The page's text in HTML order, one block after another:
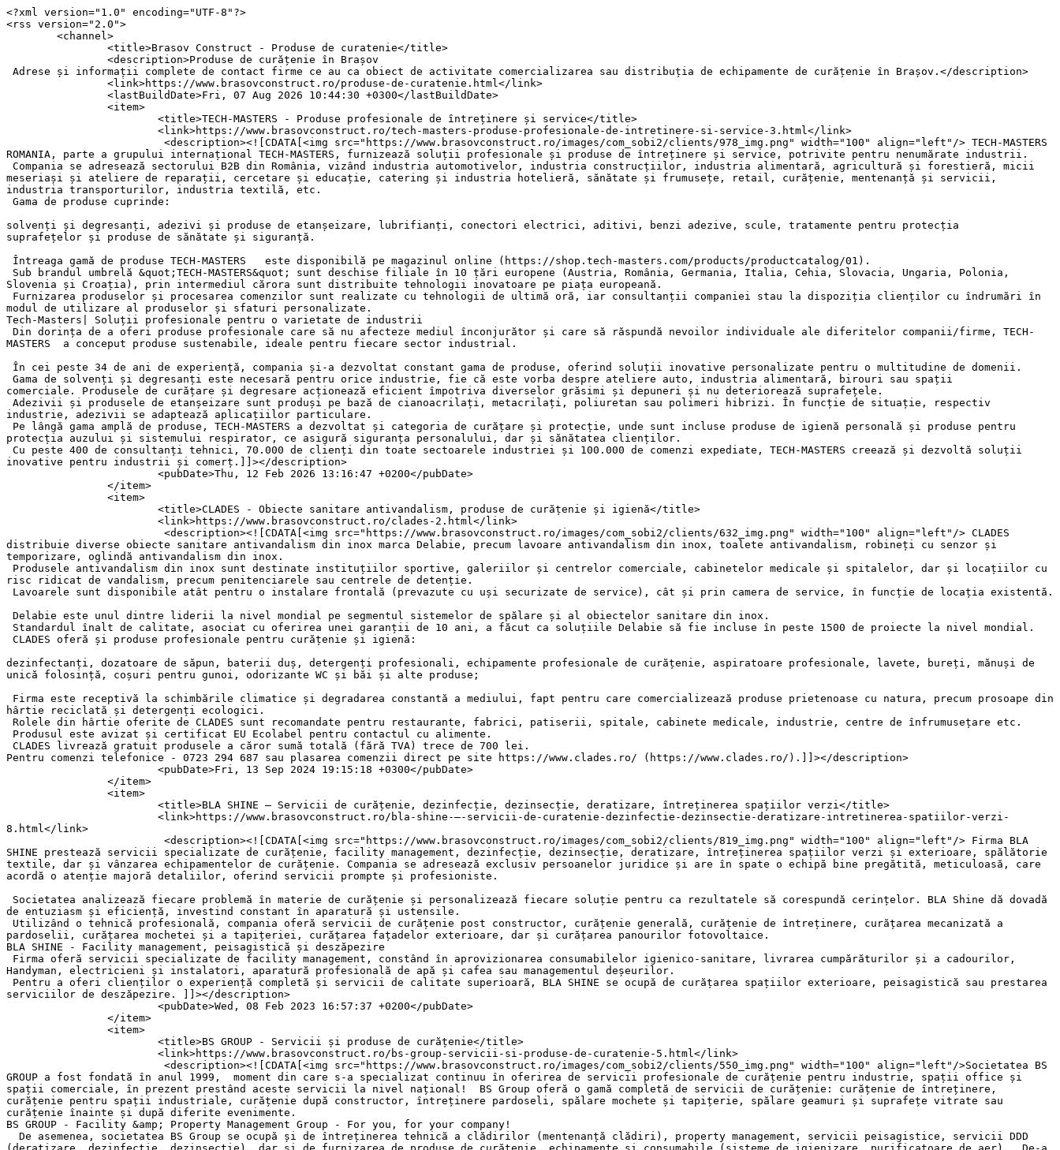
<?xml version="1.0" encoding="UTF-8"?>
<rss version="2.0">
	<channel>
		<title>Brasov Construct - Produse de curatenie</title>
		<description>Produse de curățenie în Brașov
 Adrese și informații complete de contact firme ce au ca obiect de activitate comercializarea sau distribuția de echipamente de curățenie în Brașov.</description>
		<link>https://www.brasovconstruct.ro/produse-de-curatenie.html</link>
		<lastBuildDate>Fri, 07 Aug 2026 10:44:30 +0300</lastBuildDate>
		<item>
			<title>TECH-MASTERS - Produse profesionale de întreținere și service</title>
			<link>https://www.brasovconstruct.ro/tech-masters-produse-profesionale-de-intretinere-si-service-3.html</link>
			 <description><![CDATA[<img src="https://www.brasovconstruct.ro/images/com_sobi2/clients/978_img.png" width="100" align="left"/> TECH-MASTERS ROMANIA, parte a grupului internațional TECH-MASTERS, furnizează soluții profesionale și produse de întreținere și service, potrivite pentru nenumărate industrii.
 Compania se adresează sectorului B2B din România, vizând industria automotivelor, industria construcțiilor, industria alimentară, agricultură și forestieră, micii meseriași și ateliere de reparații, cercetare și educație, catering și industria hotelieră, sănătate și frumusețe, retail, curățenie, mentenanță și servicii, industria transporturilor, industria textilă, etc.
 Gama de produse cuprinde: 

solvenți și degresanți, adezivi și produse de etanșeizare, lubrifianți, conectori electrici, aditivi, benzi adezive, scule, tratamente pentru protecția suprafețelor și produse de sănătate și siguranță. 

 Întreaga gamă de produse TECH-MASTERS   este disponibilă pe magazinul online (https://shop.tech-masters.com/products/productcatalog/01).
 Sub brandul umbrelă &quot;TECH-MASTERS&quot; sunt deschise filiale în 10 țări europene (Austria, România, Germania, Italia, Cehia, Slovacia, Ungaria, Polonia, Slovenia și Croația), prin intermediul cărora sunt distribuite tehnologii inovatoare pe piața europeană.
 Furnizarea produselor și procesarea comenzilor sunt realizate cu tehnologii de ultimă oră, iar consultanții companiei stau la dispoziția clienților cu îndrumări în modul de utilizare al produselor și sfaturi personalizate. 
Tech-Masters| Soluții profesionale pentru o varietate de industrii
 Din dorința de a oferi produse profesionale care să nu afecteze mediul înconjurător și care să răspundă nevoilor individuale ale diferitelor companii/firme, TECH-MASTERS  a conceput produse sustenabile, ideale pentru fiecare sector industrial.
 
 În cei peste 34 de ani de experiență, compania și-a dezvoltat constant gama de produse, oferind soluții inovative personalizate pentru o multitudine de domenii.
 Gama de solvenți și degresanți este necesară pentru orice industrie, fie că este vorba despre ateliere auto, industria alimentară, birouri sau spații comerciale. Produsele de curățare și degresare acționează eficient împotriva diverselor grăsimi și depuneri și nu deteriorează suprafețele.
 Adezivii și produsele de etanșeizare sunt produși pe bază de cianoacrilați, metacrilați, poliuretan sau polimeri hibrizi. În funcție de situație, respectiv industrie, adezivii se adaptează aplicațiilor particulare.
 Pe lângă gama amplă de produse, TECH-MASTERS a dezvoltat și categoria de curățare și protecție, unde sunt incluse produse de igienă personală și produse pentru protecția auzului și sistemului respirator, ce asigură siguranța personalului, dar și sănătatea clienților.
 Cu peste 400 de consultanți tehnici, 70.000 de clienți din toate sectoarele industriei și 100.000 de comenzi expediate, TECH-MASTERS creează și dezvoltă soluții inovative pentru industrii și comerț.]]></description>
			<pubDate>Thu, 12 Feb 2026 13:16:47 +0200</pubDate>
		</item>
		<item>
			<title>CLADES - Obiecte sanitare antivandalism, produse de curățenie și igienă</title>
			<link>https://www.brasovconstruct.ro/clades-2.html</link>
			 <description><![CDATA[<img src="https://www.brasovconstruct.ro/images/com_sobi2/clients/632_img.png" width="100" align="left"/> CLADES distribuie diverse obiecte sanitare antivandalism din inox marca Delabie, precum lavoare antivandalism din inox, toalete antivandalism, robineți cu senzor și temporizare, oglindă antivandalism din inox.
 Produsele antivandalism din inox sunt destinate instituțiilor sportive, galeriilor și centrelor comerciale, cabinetelor medicale și spitalelor, dar și locațiilor cu risc ridicat de vandalism, precum penitenciarele sau centrele de detenție.
 Lavoarele sunt disponibile atât pentru o instalare frontală (prevazute cu uși securizate de service), cât și prin camera de service, în funcție de locația existentă.
 
 Delabie este unul dintre liderii la nivel mondial pe segmentul sistemelor de spălare și al obiectelor sanitare din inox.
 Standardul înalt de calitate, asociat cu oferirea unei garanții de 10 ani, a făcut ca soluțiile Delabie să fie incluse în peste 1500 de proiecte la nivel mondial.
 CLADES oferă și produse profesionale pentru curățenie și igienă:

dezinfectanți, dozatoare de săpun, baterii duș, detergenți profesionali, echipamente profesionale de curățenie, aspiratoare profesionale, lavete, bureți, mănuși de unică folosință, coșuri pentru gunoi, odorizante WC și băi și alte produse;

 Firma este receptivă la schimbările climatice și degradarea constantă a mediului, fapt pentru care comercializează produse prietenoase cu natura, precum prosoape din hârtie reciclată și detergenți ecologici.
 Rolele din hârtie oferite de CLADES sunt recomandate pentru restaurante, fabrici, patiserii, spitale, cabinete medicale, industrie, centre de înfrumusețare etc. 
 Produsul este avizat și certificat EU Ecolabel pentru contactul cu alimente.
 CLADES livrează gratuit produsele a căror sumă totală (fără TVA) trece de 700 lei.
Pentru comenzi telefonice - 0723 294 687 sau plasarea comenzii direct pe site https://www.clades.ro/ (https://www.clades.ro/).]]></description>
			<pubDate>Fri, 13 Sep 2024 19:15:18 +0300</pubDate>
		</item>
		<item>
			<title>BLA SHINE – Servicii de curățenie, dezinfecție, dezinsecție, deratizare, întreținerea spațiilor verzi</title>
			<link>https://www.brasovconstruct.ro/bla-shine-–-servicii-de-curatenie-dezinfectie-dezinsectie-deratizare-intretinerea-spatiilor-verzi-8.html</link>
			 <description><![CDATA[<img src="https://www.brasovconstruct.ro/images/com_sobi2/clients/819_img.png" width="100" align="left"/> Firma BLA SHINE prestează servicii specializate de curățenie, facility management, dezinfecție, dezinsecție, deratizare, întreținerea spațiilor verzi și exterioare, spălătorie textile, dar și vânzarea echipamentelor de curățenie. Compania se adresează exclusiv persoanelor juridice și are în spate o echipă bine pregătită, meticuloasă, care acordă o atenție majoră detaliilor, oferind servicii prompte și profesioniste.
 
 Societatea analizează fiecare problemă în materie de curățenie și personalizează fiecare soluție pentru ca rezultatele să corespundă cerințelor. BLA Shine dă dovadă de entuziasm și eficiență, investind constant în aparatură și ustensile.
 Utilizând o tehnică profesională, compania oferă servicii de curățenie post constructor, curățenie generală, curățenie de întreținere, curățarea mecanizată a pardoselii, curățarea mochetei și a tapițeriei, curățarea fațadelor exterioare, dar și curățarea panourilor fotovoltaice.
BLA SHINE - Facility management, peisagistică și deszăpezire
 Firma oferă servicii specializate de facility management, constând în aprovizionarea consumabilelor igienico-sanitare, livrarea cumpărăturilor și a cadourilor, Handyman, electricieni și instalatori, aparatură profesională de apă și cafea sau managementul deșeurilor.
 Pentru a oferi clienților o experiență completă și servicii de calitate superioară, BLA SHINE se ocupă de curățarea spațiilor exterioare, peisagistică sau prestarea serviciilor de deszăpezire. ]]></description>
			<pubDate>Wed, 08 Feb 2023 16:57:37 +0200</pubDate>
		</item>
		<item>
			<title>BS GROUP - Servicii și produse de curățenie</title>
			<link>https://www.brasovconstruct.ro/bs-group-servicii-si-produse-de-curatenie-5.html</link>
			 <description><![CDATA[<img src="https://www.brasovconstruct.ro/images/com_sobi2/clients/550_img.png" width="100" align="left"/>Societatea BS GROUP a fost fondată în anul 1999,  moment din care s-a specializat continuu în oferirea de servicii profesionale de curățenie pentru industrie, spații office și spații comerciale, în prezent prestând aceste servicii la nivel național!  BS Group oferă o gamă completă de servicii de curățenie: curățenie de întreținere, curățenie pentru spații industriale, curățenie după constructor, întreținere pardoseli, spălare mochete și tapițerie, spălare geamuri și suprafețe vitrate sau curățenie înainte și după diferite evenimente.  
BS GROUP - Facility &amp; Property Management Group - For you, for your company!
  De asemenea, societatea BS Group se ocupă și de întreținerea tehnică a clădirilor (mentenanță clădiri), property management, servicii peisagistice, servicii DDD (deratizare, dezinfecție, dezinsecție), dar și de furnizarea de produse de curățenie, echipamente și consumabile (sisteme de igienizare, purificatoare de aer).  De-a lungul timpului BS Group a dezvoltat un portofoliu bogat de clienți (companii multinaționale) pentru care a asigurat servicii de curățenie: bănci, instituții publice, sedii firme, spații comerciale, fabrici, reprezentanțe auto sau centre comerciale. Calitatea tuturor serviciilor prestate este garantată de pregătirea în domeniu a personalului, dar și de certificările deținute de companie (ISO 9001:2008 și ISO 14001:2005).   



De ce să alegi BS GROUP?
Acoperire BS GROUP




Profesionalism și experiență din partea personalului
Flexibilitate și promptitudine a serviciilor de curățenie
Curățenie la prețuri competitive
Echipamente performante de curățenie
Principii ecologice
Demonstrații gratuite la sediul clientului
Servicii de curățenie la nivel național






 Propmptitudine și pro